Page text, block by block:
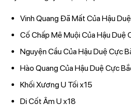
Vinh Quang Đã Mất Của Hậu
Cố Chấp Mê Muội Của Hậu Duệ
Nguyện Cầu Của Hậu Duệ Cực
Hào Quang Của Hậu Duệ Cực
Khối Xương U Tối x15
Di Cốt Âm U x18